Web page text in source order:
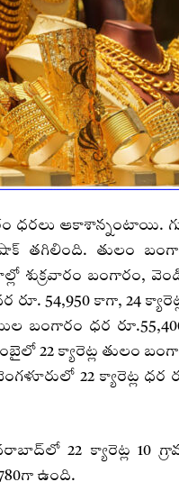
ధరలు ఆకాశాన్నంటాయి.
తగిలింది. తులం
శుక్రవారం బంగారం,
54,950 కాగా, 24
బంగారం ధర
22 క్యారెట్ల తులం
22 క్యారెట్ల ధర
22 క్యారెట్ల 10
ఉంది.